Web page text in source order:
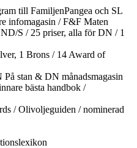
till FamiljenPangea och SL
infomagasin / F&F Maten
S / 25 priser, alla för DN / 1
1 Brons / 14 Award of
stan & DN månadsmagasin
bästa handbok /
/ Olivoljeguiden / nominerad